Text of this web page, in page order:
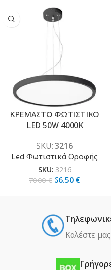
-5%
ΚΡΕΜΑΣΤΟ ΦΩΤΙΣΤΙΚΟ
LED 50W 4000K
SKU: 3216
Led Φωτιστικά Οροφής
SKU: 3216
70.00€ 66.50 €
Καλέστε